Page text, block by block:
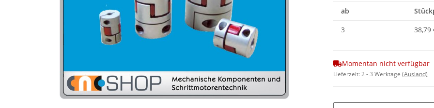
ab
3 38,79
Momentan nicht verfügbar
Lieferzeit:2 - 3 Werktage (Ausland)